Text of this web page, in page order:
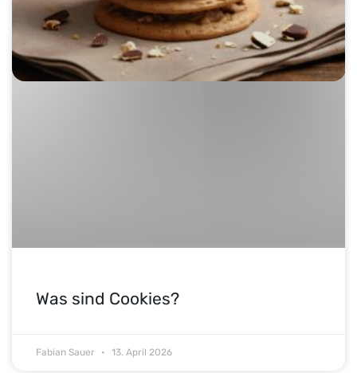
Was sind Cookies?
Fabian Sauer 13. April 2026